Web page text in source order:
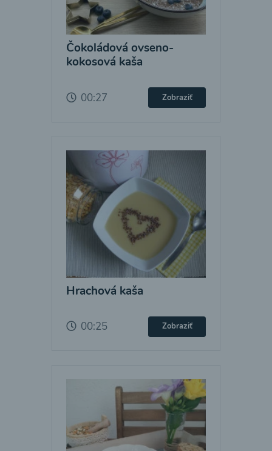
Čokoládová ovseno-
kokosová kaša
00:27 Zobraziť
Hrachová kaša
00:25 Zobraziť